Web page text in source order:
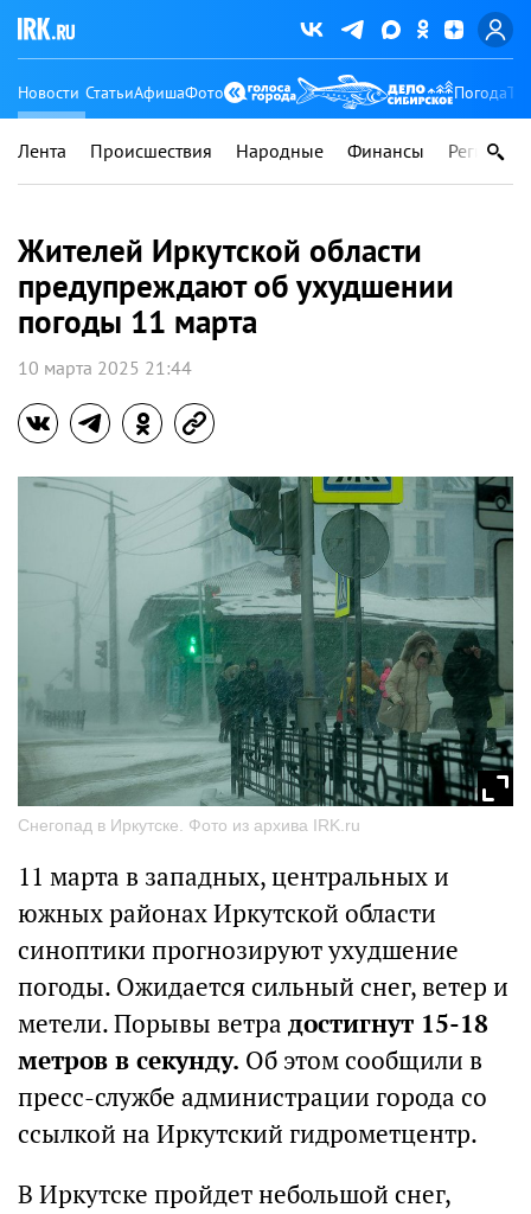
Новости СтатьиАфишаФото Погода
Лента Происшествия Народные Финансы Регионы
Жителей Иркутской области
предупреждают об ухудшении
погоды 11 марта
10 марта 2025 21:44
Снегопад в Иркутске. Фото из архива IRK.ru
11 марта в западных, центральных и
южных районах Иркутской области
синоптики прогнозируют ухудшение
погоды. Ожидается сильный снег, ветер и
метели. Порывы ветра достигнут 15-18
метров в секунду. Об этом сообщили в
пресс-службе администрации города со
ссылкой на Иркутский гидрометцентр.
В Иркутске пройдет небольшой снег,